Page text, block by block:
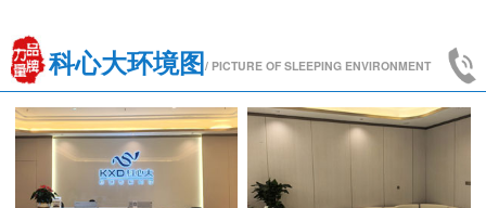
科心大环境图/ PICTURE OF SLEEPING ENVIRONMENT